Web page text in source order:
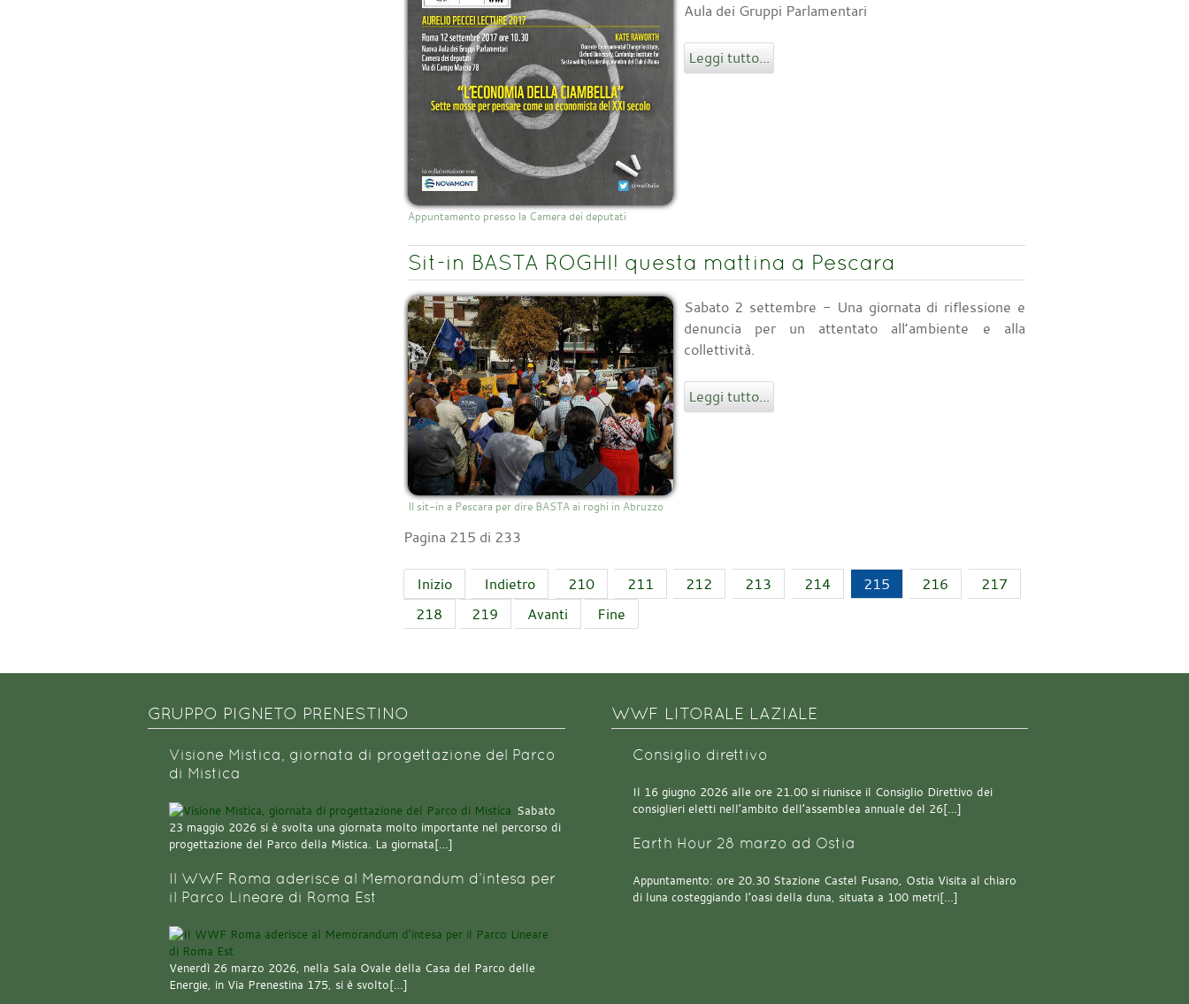
Appuntamento presso la Camera dei deputati
Aula dei Gruppi Parlamentari
Leggi tutto...
Sit-in BASTA ROGHI! questa mattina a Pescara
Il sit-in a Pescara per dire BASTA ai roghi in Abruzzo
Sabato 2 settembre - Una giornata di riflessione e
denuncia per un attentato all’ambiente e alla
collettività.
Leggi tutto...
Pagina 215 di 233
Inizio Indietro 210 211 212 213 214 215 216
217
218
219 Avanti Fine
GRUPPO PIGNETO PRENESTINO
Visione Mistica, giornata di progettazione del Parco
di Mistica
Sabato
23 maggio 2026 si è svolta una giornata molto importante nel percorso di
progettazione del Parco della Mistica. La giornata[…]
Il WWF Roma aderisce al Memorandum d’intesa per
il Parco Lineare di Roma Est
Venerdì 26 marzo 2026, nella Sala Ovale della Casa del Parco delle
Energie, in Via Prenestina 175, si è svolto[…]
WWF LITORALE LAZIALE
Consiglio direttivo
Il 16 giugno 2026 alle ore 21.00 si riunisce il Consiglio Direttivo dei
consiglieri eletti nell’ambito dell’assemblea annuale del 26[…]
Earth Hour 28 marzo ad Ostia
Appuntamento: ore 20.30 Stazione Castel Fusano, Ostia Visita al chiaro
di luna costeggiando l’oasi della duna, situata a 100 metri[…]